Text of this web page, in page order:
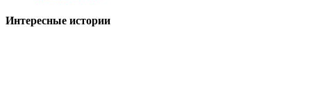
Интересные истории